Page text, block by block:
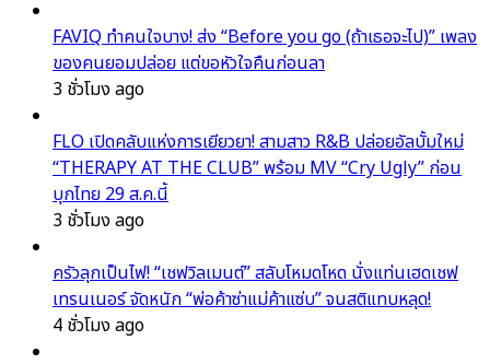
FAVIQ ทำคนใจบาง! ส่ง “Before you go (ถ้าเธอจะไป)” เพลง
ของคนยอมปล่อย แต่ขอหัวใจคืนก่อนลา
3 ชั่วโมง ago
FLO เปิดคลับแห่งการเยียวยา! สามสาว R&B ปล่อยอัลบั้มใหม่
“THERAPY AT THE CLUB” พร้อม MV “Cry Ugly” ก่อน
บุกไทย 29 ส.ค.นี้
3 ชั่วโมง ago
ครัวลุกเป็นไฟ! “เชฟวิลเมนต์” สลับโหมดโหด นั่งแท่นเฮดเชฟ
เทรนเนอร์ จัดหนัก “พ่อค้าซ่าแม่ค้าแซ่บ” จนสติแทบหลุด!
4 ชั่วโมง ago